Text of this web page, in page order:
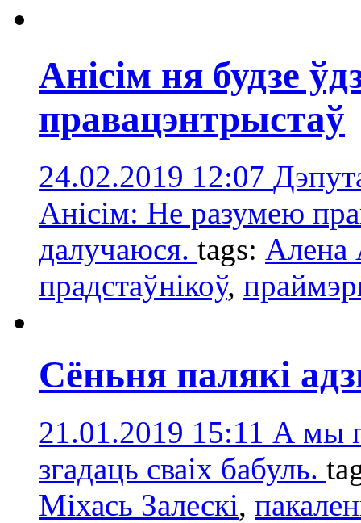
Анісім ня будзе
правацэнтрыстаў
24.02.2019 12:07
Анісім: Не разумею
далучаюся. tags: Алена
прадстаўнікоў,
Сёньня палякі
21.01.2019 15:11 А мы
згадаць сваіх бабуль.
Міхась Залескі,